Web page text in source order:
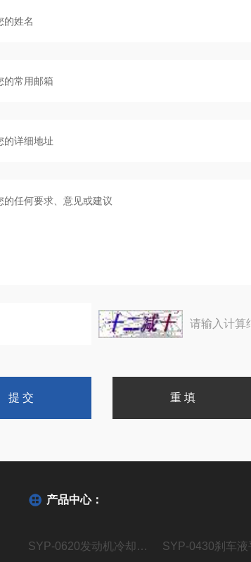
请输入计算
产品中心：
SYP-0620发动机冷却液铸铝合金腐蚀仪器